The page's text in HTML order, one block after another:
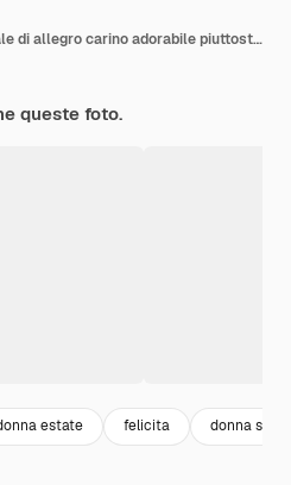
Foto a grandezza naturale di allegro carino adorabile piuttosto dolce ragazza giovane signora salto goditi il tempo libero vacanze autunnali indossare un bell'aspetto vestiti calzature isolate su sfondo color pastello
queste foto.
estate felicita donna